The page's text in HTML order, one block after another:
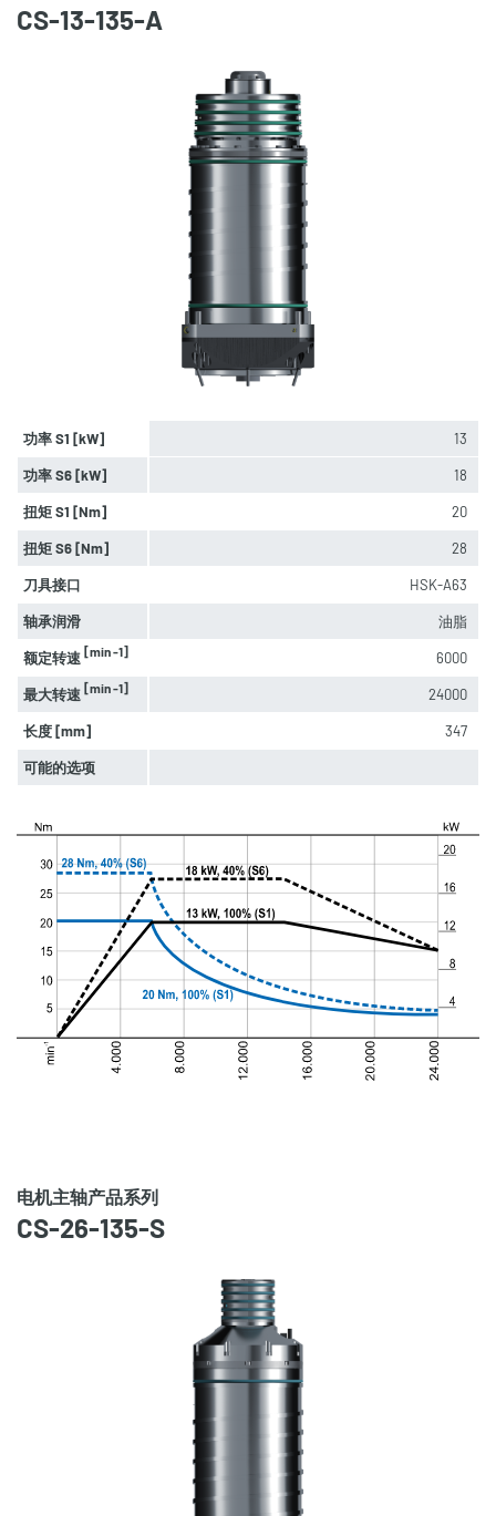
CS-13-135-A
功率 S1 [kW] 13
功率 S6 [kW] 18
扭矩 S1 [Nm] 20
扭矩 S6 [Nm] 28
刀具接口 HSK-A63
轴承润滑 油脂
额定转速 [min -1] 6000
最大转速 [min -1] 24000
长度 [mm] 347
可能的选项
电机主轴产品系列
CS-26-135-S